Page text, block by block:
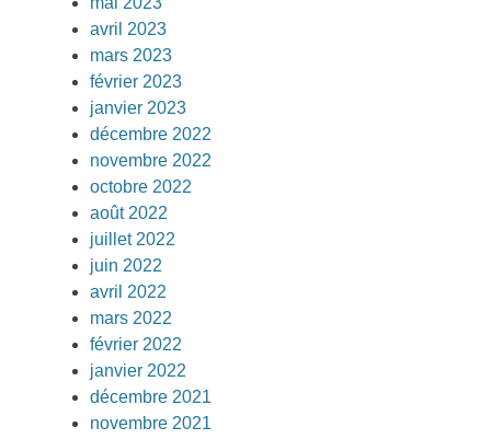
avril 2023
mars 2023
février 2023
janvier 2023
décembre 2022
novembre 2022
octobre 2022
août 2022
juillet 2022
juin 2022
avril 2022
mars 2022
février 2022
janvier 2022
décembre 2021
novembre 2021